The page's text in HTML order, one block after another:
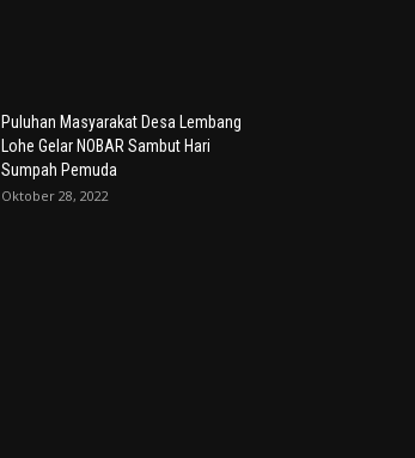
Puluhan Masyarakat Desa Lembang
Lohe Gelar NOBAR Sambut Hari
Sumpah Pemuda
Oktober 28, 2022